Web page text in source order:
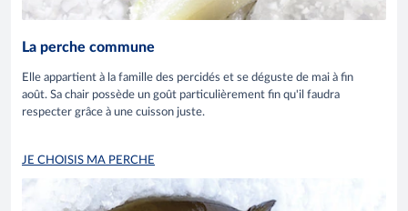
La perche commune
Elle appartient à la famille des percidés et se déguste de mai à fin
août. Sa chair possède un goût particulièrement fin qu'il faudra
respecter grâce à une cuisson juste.
JE CHOISIS MA PERCHE